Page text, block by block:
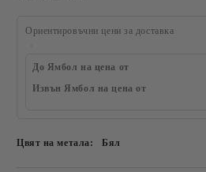
Ориентировъчни цени за доставка
До Ямбол на цена от
Извън Ямбол на цена от
Цвят на метала: Бял